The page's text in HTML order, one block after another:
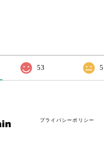
53 5
プライバシーポリシー